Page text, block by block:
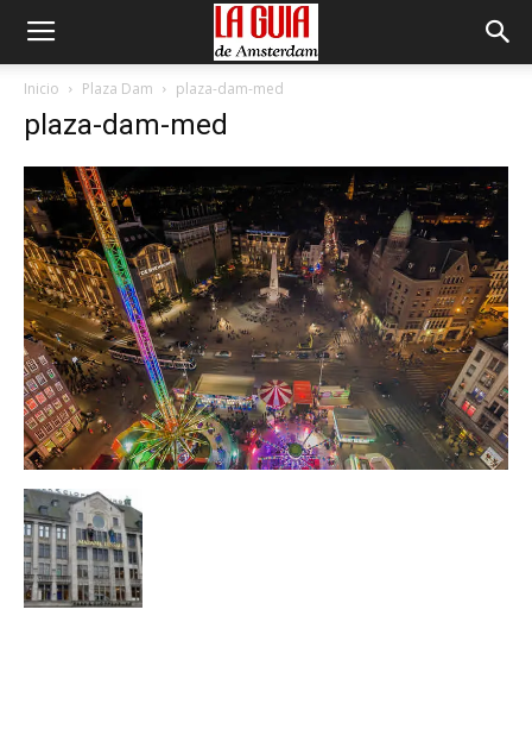
Inicio Plaza Dam plaza-dam-med
plaza-dam-med